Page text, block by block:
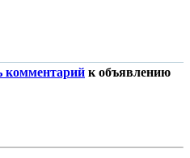
комментарий к объявлению